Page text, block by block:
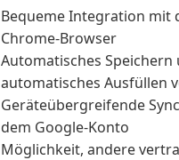
Bequeme Integration mit
Chrome-Browser
Automatisches Speichern
automatisches Ausfüllen
Geräteübergreifende
dem Google-Konto
Möglichkeit, andere